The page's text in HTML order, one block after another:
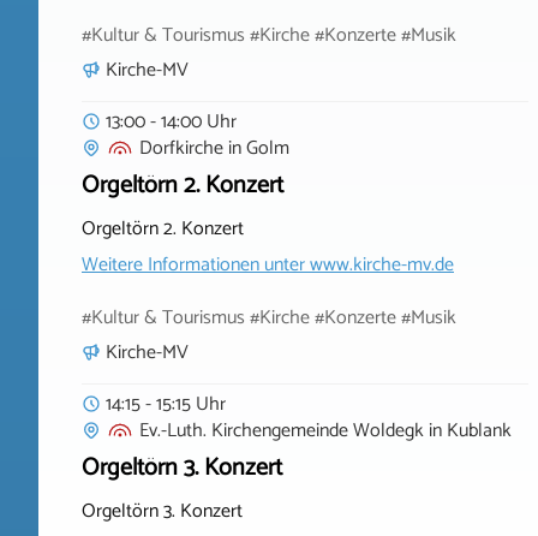
#Kultur & Tourismus #Kirche #Konzerte #Musik
Kirche-MV
13:00 - 14:00 Uhr
DorfkircheinGolm
Orgeltörn 2. Konzert
Orgeltörn 2. Konzert
Weitere Informationen unterwww.kirche-mv.de
#Kultur & Tourismus #Kirche #Konzerte #Musik
Kirche-MV
14:15 - 15:15 Uhr
Ev.-Luth. Kirchengemeinde WoldegkinKublank
Orgeltörn 3. Konzert
Orgeltörn 3. Konzert